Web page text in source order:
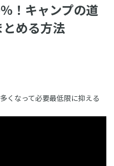
！キャンプの道
める方法
くなって必要最低限に抑える